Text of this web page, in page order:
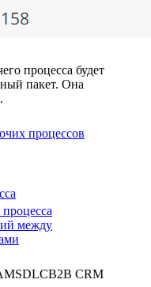
процесса будет
пакет. Она
процессов
между
SDLCB2B CRM